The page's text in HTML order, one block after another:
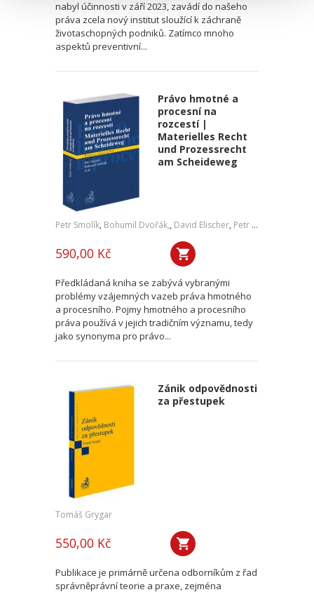
nabyl účinnosti v září 2023, zavádí do našeho
práva zcela nový institut sloužící k záchraně
životaschopných podniků. Zatímco mnoho
aspektů preventivní...
Právo hmotné a
procesní na
rozcestí |
Materielles Recht
und Prozessrecht
am Scheideweg
Petr Smolík, Bohumil Dvořák,, David Elischer, Petr Lavický
590,00 Kč
Předkládaná kniha se zabývá vybranými
problémy vzájemných vazeb práva hmotného
a procesního. Pojmy hmotného a procesního
práva používá v jejich tradičním významu, tedy
jako synonyma pro právo...
Zánik odpovědnosti
za přestupek
Tomáš Grygar
550,00 Kč
Publikace je primárně určena odborníkům z řad
správněprávní teorie a praxe, zejména